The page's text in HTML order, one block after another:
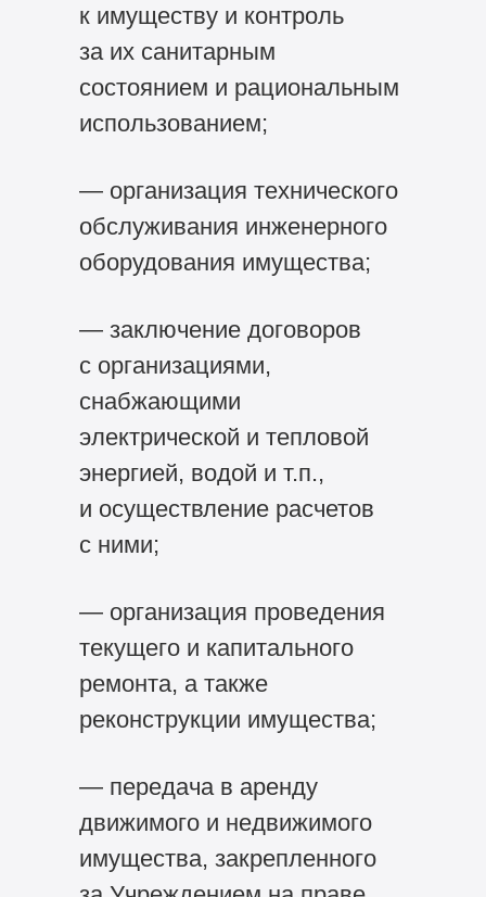
к имуществу и контроль
за их санитарным
состоянием и рациональным
использованием;
— организация технического
обслуживания инженерного
оборудования имущества;
— заключение договоров
с организациями,
снабжающими
электрической и тепловой
энергией, водой и т.п.,
и осуществление расчетов
с ними;
— организация проведения
текущего и капитального
ремонта, а также
реконструкции имущества;
— передача в аренду
движимого и недвижимого
имущества, закрепленного